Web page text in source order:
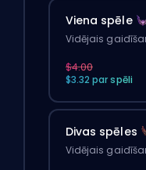
Viena spēle
Vidējais
$4.00
$3.32 par spēli
Divas spēles
Vidējais